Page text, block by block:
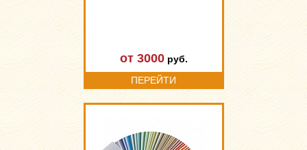
от 3000руб.
ПЕРЕЙТИ